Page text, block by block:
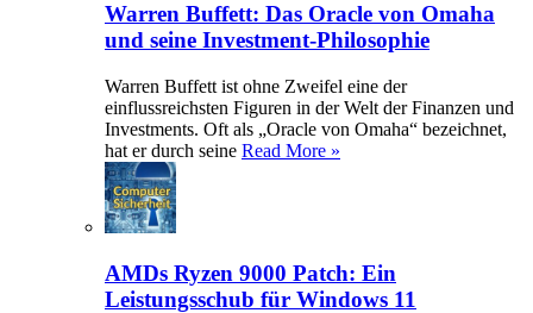
Warren Buffett: Das Oracle von Omaha
und seine Investment-Philosophie
Warren Buffett ist ohne Zweifel eine der
einflussreichsten Figuren in der Welt der Finanzen und
Investments. Oft als „Oracle von Omaha“ bezeichnet,
hat er durch seine Read More »
AMDs Ryzen 9000 Patch: Ein
Leistungsschub für Windows 11